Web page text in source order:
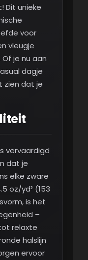
Dit unieke
voor
vleugje
je nu aan
dagje
zien dat je
vervaardigd
dat je
elke zware
oz/yd² (153
is het
–
relaxte
halslijn
ervoor